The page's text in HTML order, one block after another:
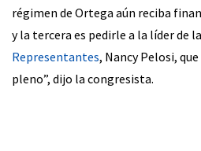
régimen de Ortega aún reciba
y la tercera es pedirle a la líder de la
Representantes, Nancy Pelosi,
pleno”, dijo la congresista.